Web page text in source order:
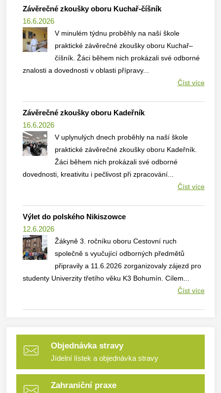
Závěrečné zkoušky oboru Kuchař-číšník
16.6.2026
V minulém týdnu proběhly na naší škole
praktické závěrečné zkoušky oboru Kuchař–
číšník. Žáci během nich prokázali své odborné
znalosti a dovednosti v oblasti přípravy...
Číst více
Závěrečné zkoušky oboru Kadeřník
16.6.2026
V uplynulých dnech proběhly na naší škole
praktické závěrečné zkoušky oboru Kadeřník.
Žáci během nich prokázali své odborné
dovednosti, kreativitu i pečlivost při zpracování...
Číst více
Výlet do polského Nikiszowce
12.6.2026
Žákyně 3. ročníku oboru Cestovní ruch
společně s vyučující odborných předmětů
připravily a 11.6.2026 zorganizovaly zájezd pro
studenty Univerzity třetího věku K3 Bohumín. Cílem...
Číst více
Objednávka stravy
Jídelní lístek a objednávka stravy
Zahraniční praxe